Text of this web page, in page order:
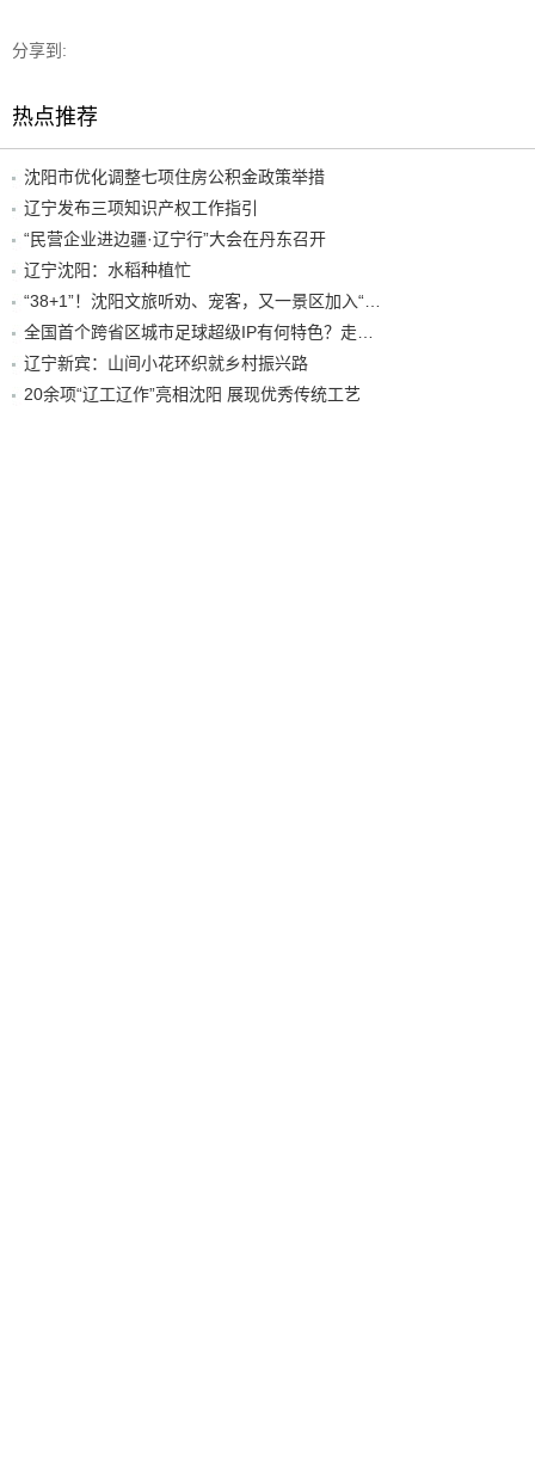
分享到:
热点推荐
沈阳市优化调整七项住房公积金政策举措
辽宁发布三项知识产权工作指引
“民营企业进边疆·辽宁行”大会在丹东召开
辽宁沈阳：水稻种植忙
辽宁新宾：山间小花环织就乡村振兴路
20余项“辽工辽作”亮相沈阳 展现优秀传统工艺